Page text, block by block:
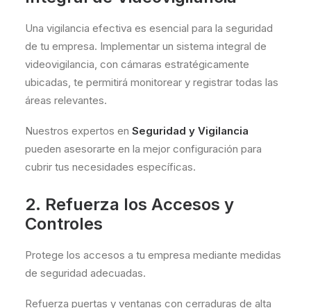
Una vigilancia efectiva es esencial para la seguridad
de tu empresa. Implementar un sistema integral de
videovigilancia, con cámaras estratégicamente
ubicadas, te permitirá monitorear y registrar todas las
áreas relevantes.
Nuestros expertos en Seguridad y Vigilancia
pueden asesorarte en la mejor configuración para
cubrir tus necesidades específicas.
2. Refuerza los Accesos y
Controles
Protege los accesos a tu empresa mediante medidas
de seguridad adecuadas.
Refuerza puertas y ventanas con cerraduras de alta